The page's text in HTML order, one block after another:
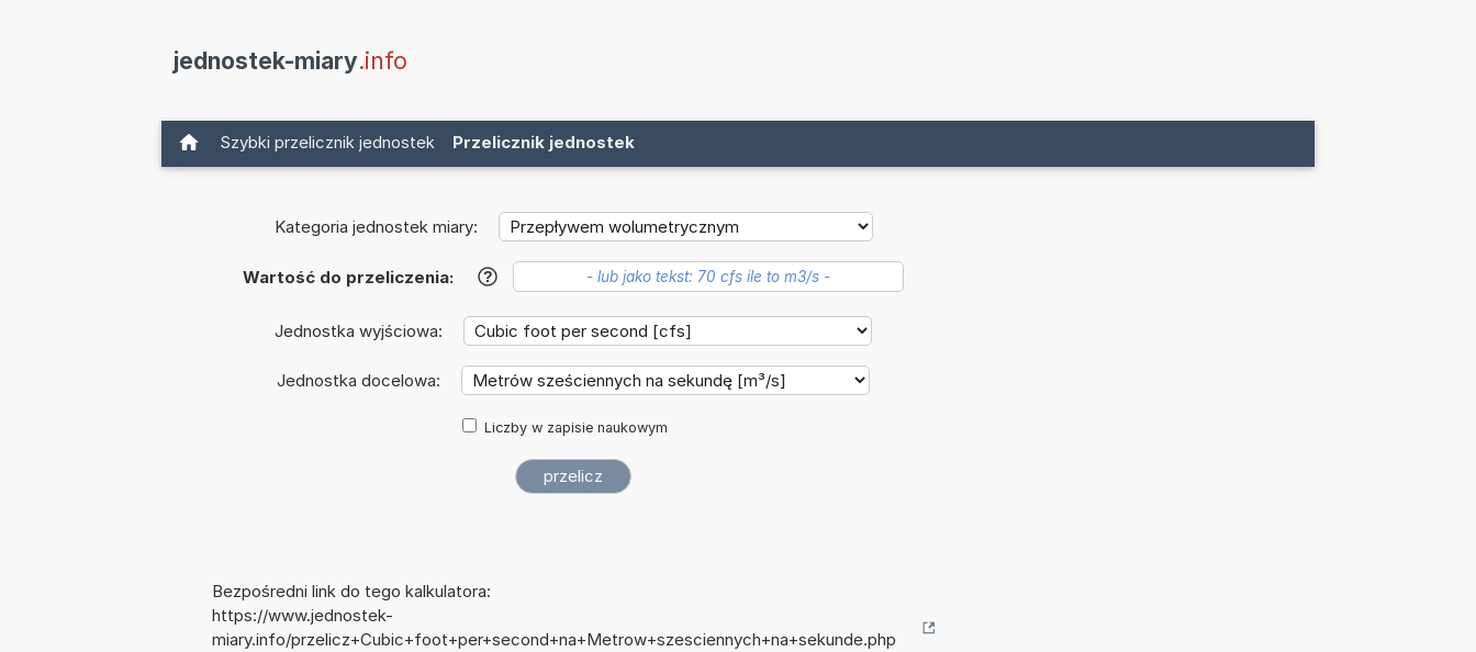
jednostek-miary.info
Szybki przelicznik jednostek Przelicznik jednostek
Kategoria jednostek miary:
Wartość do przeliczenia: ?
Jednostka wyjściowa:
Jednostka docelowa:
Liczby w zapisie naukowym
Bezpośredni link do tego kalkulatora:
https://www.jednostek-
miary.info/przelicz+Cubic+foot+per+second+na+Metrow+szesciennych+na+sekunde.php